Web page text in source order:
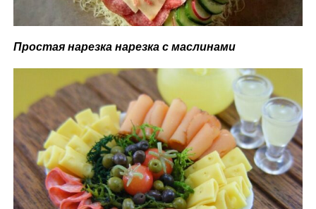
Простая нарезка нарезка с маслинами